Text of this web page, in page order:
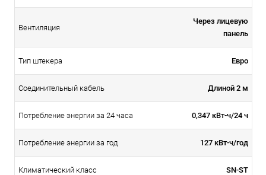
Вентиляция
Через лицевую
панель
Тип штекера Евро
Соединительный кабель Длиной 2 м
Потребление энергии за 24 часа 0,347 кВт-ч/24 ч
Потребление энергии за год 127 кВт-ч/год
Климатический класс SN-ST